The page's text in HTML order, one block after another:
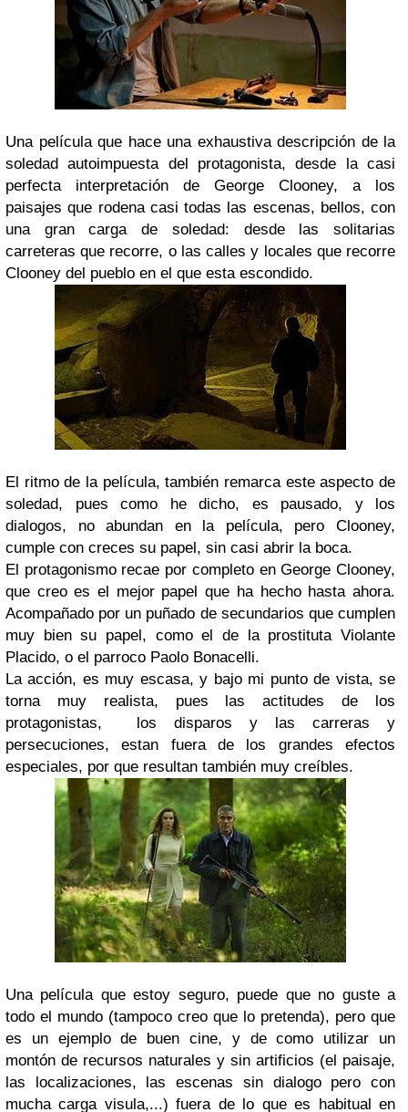
Una película que hace una exhaustiva descripción de la
soledad autoimpuesta del protagonista, desde la casi
perfecta interpretación de George Clooney, a los
paisajes que rodena casi todas las escenas, bellos, con
una gran carga de soledad: desde las solitarias
carreteras que recorre, o las calles y locales que recorre
Clooney del pueblo en el que esta escondido.
El ritmo de la película, también remarca este aspecto de
soledad, pues como he dicho, es pausado, y los
dialogos, no abundan en la película, pero Clooney,
cumple con creces su papel, sin casi abrir la boca.
El protagonismo recae por completo en George Clooney,
que creo es el mejor papel que ha hecho hasta ahora.
Acompañado por un puñado de secundarios que cumplen
muy bien su papel, como el de la prostituta Violante
Placido, o el parroco Paolo Bonacelli.
La acción, es muy escasa, y bajo mi punto de vista, se
torna muy realista, pues las actitudes de los
protagonistas, los disparos y las carreras y
persecuciones, estan fuera de los grandes efectos
especiales, por que resultan también muy creíbles.
Una película que estoy seguro, puede que no guste a
todo el mundo (tampoco creo que lo pretenda), pero que
es un ejemplo de buen cine, y de como utilizar un
montón de recursos naturales y sin artificios (el paisaje,
las localizaciones, las escenas sin dialogo pero con
mucha carga visula,...) fuera de lo que es habitual en